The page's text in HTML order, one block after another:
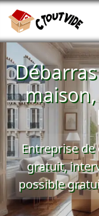
Entreprise
gratuit,
possible